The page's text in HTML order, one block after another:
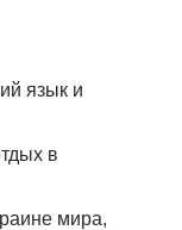
язык и
в
мира,